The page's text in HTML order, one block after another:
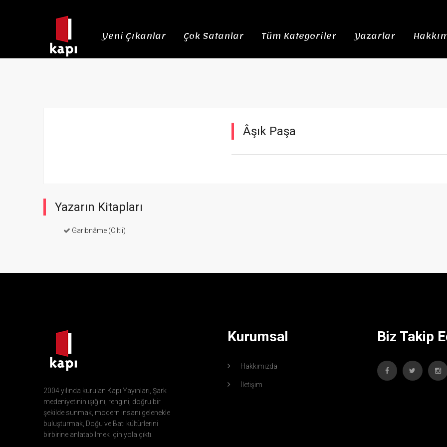
Yeni Çıkanlar Çok Satanlar Tüm Kategoriler Yazarlar
Âşık Paşa
Yazarın Kitapları
Garibnâme (Ciltli)
2004 yılında kurulan Kapı Yayınları, Şark
medeniyetinin ışığını, rengini, doğru bir
şekilde sunmak, modern insanı gelenekle
buluşturmak, Doğu ve Batı kültürlerini
birbirine anlatabilmek için yola çıktı.
Kurumsal
Hakkımızda
İletişim
Biz Takip